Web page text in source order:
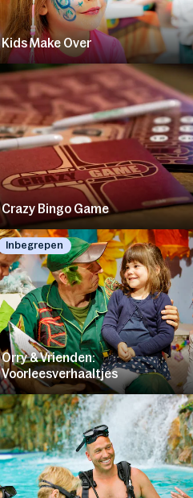
Kids Make Over
Crazy Bingo Game
Inbegrepen
Orry & Vrienden:
Voorleesverhaaltjes